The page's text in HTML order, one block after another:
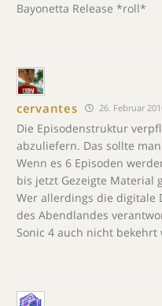
Bayonetta Release *roll*
cervantes 26. Februar
Die Episodenstruktur
abzuliefern. Das sollte
Wenn es 6 Episoden
bis jetzt Gezeigte Material
Wer allerdings die digitale
des Abendlandes
Sonic 4 auch nicht bekehrt